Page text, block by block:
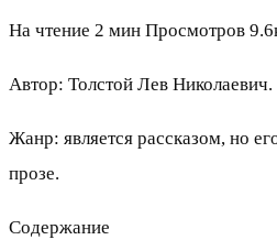
На чтение 2 мин Просмотров
Автор: Толстой Лев Николаевич.
Жанр: является рассказом, но
прозе.
Содержание